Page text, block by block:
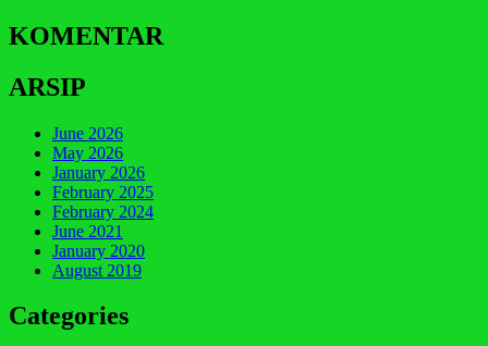
KOMENTAR
ARSIP
June 2026
May 2026
January 2026
February 2025
February 2024
June 2021
January 2020
August 2019
Categories